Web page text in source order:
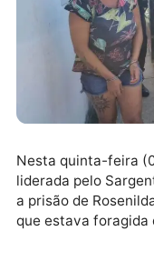
Nesta quinta-feira